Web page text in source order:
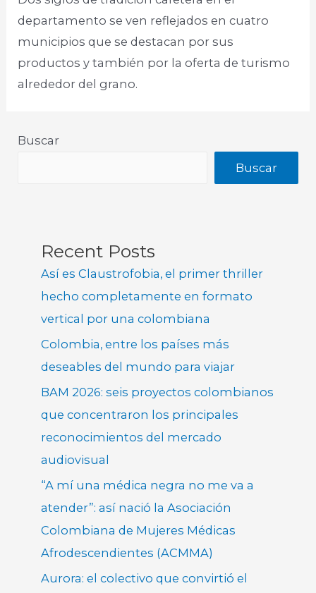
departamento se ven reflejados en cuatro
municipios que se destacan por sus
productos y también por la oferta de turismo
alrededor del grano.
Buscar
Buscar
Recent Posts
Así es Claustrofobia, el primer thriller
hecho completamente en formato
vertical por una colombiana
Colombia, entre los países más
deseables del mundo para viajar
BAM 2026: seis proyectos colombianos
que concentraron los principales
reconocimientos del mercado
audiovisual
“A mí una médica negra no me va a
atender”: así nació la Asociación
Colombiana de Mujeres Médicas
Afrodescendientes (ACMMA)
Aurora: el colectivo que convirtió el